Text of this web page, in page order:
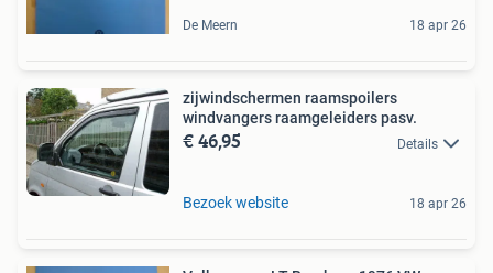
De Meern 18 apr 26
zijwindschermen raamspoilers
windvangers raamgeleiders pasv.
€ 46,95 Details
Bezoek website 18 apr 26